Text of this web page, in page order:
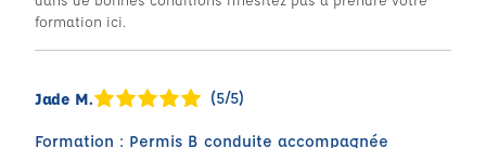
formation ici.
Jade M. (5/5)
Formation : Permis B conduite accompagnée